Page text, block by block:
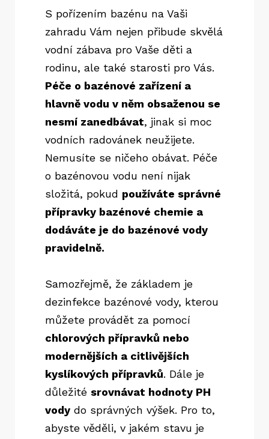
S pořízením bazénu na Vaši
zahradu Vám nejen přibude skvělá
vodní zábava pro Vaše děti a
rodinu, ale také starosti pro Vás.
Péče o bazénové zařízení a
hlavně vodu v něm obsaženou se
nesmí zanedbávat, jinak si moc
vodních radovánek neužijete.
Nemusíte se ničeho obávat. Péče
o bazénovou vodu není nijak
složitá, pokud používáte správné
přípravky bazénové chemie a
dodáváte je do bazénové vody
pravidelně.
Samozřejmě, že základem je
dezinfekce bazénové vody, kterou
můžete provádět za pomocí
chlorových přípravků nebo
modernějších a citlivějších
kyslíkových přípravků. Dále je
důležité srovnávat hodnoty PH
vody do správných výšek. Pro to,
abyste věděli, v jakém stavu je